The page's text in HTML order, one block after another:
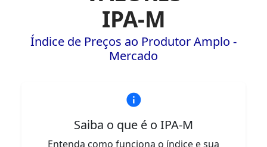
IPA-M
Índice de Preços ao Produtor Amplo -
Mercado
info
Saiba o que é o IPA-M
Entenda como funciona o índice e sua